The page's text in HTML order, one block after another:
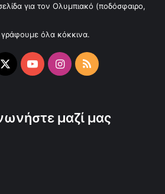
για τον Ολυμπιακό (ποδόσφαιρο,
γράφουμε όλα κόκκινα.
X YouTubeInstagram
RSS
μαζί μας